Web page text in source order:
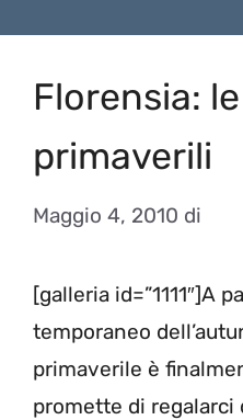
Florensia:
primaverili
Maggio 4, 2010 di
[galleria id=”1111″]A
temporaneo
primaverile è
promette di regalarci